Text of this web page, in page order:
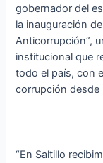
gobernador del
la inauguración
Anticorrupción”,
institucional que
todo el país, con
corrupción desde
“En Saltillo